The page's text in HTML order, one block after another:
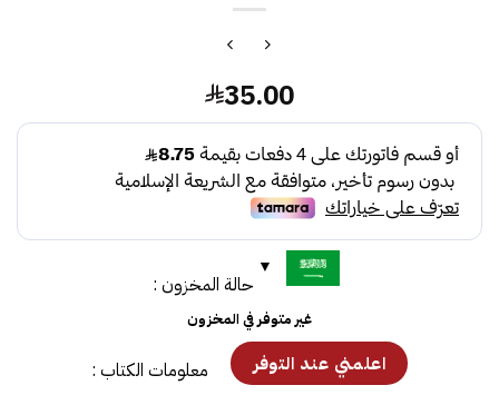
35.00
حالة المخزون :
غير متوفر في المخزون
معلومات الكتاب :